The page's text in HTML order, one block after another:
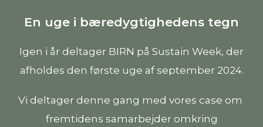
En uge i bæredygtighedens tegn
Igen i år deltager BIRN på Sustain Week, der
afholdes den første uge af september 2024.
Vi deltager denne gang med vores case om
fremtidens samarbejder omkring